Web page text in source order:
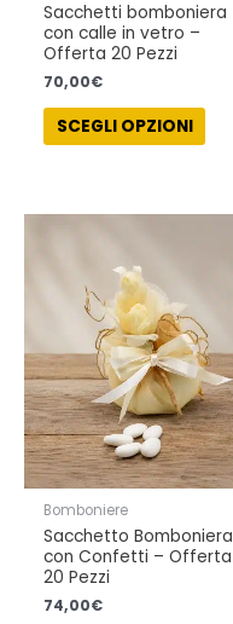
Sacchetti bomboniera
con calle in vetro –
Offerta 20 Pezzi
70,00€
SCEGLI OPZIONI
Bomboniere
Sacchetto Bomboniera
con Confetti – Offerta
20 Pezzi
74,00€